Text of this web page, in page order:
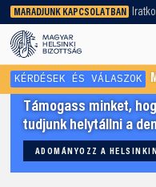
MARADJUNK KAPCSOLATBAN
keresőnket!
KÉRDÉSEK ÉS VÁLASZOK
Támogass minket,
tudjunk helytállni a
ADOMÁNYOZZ A